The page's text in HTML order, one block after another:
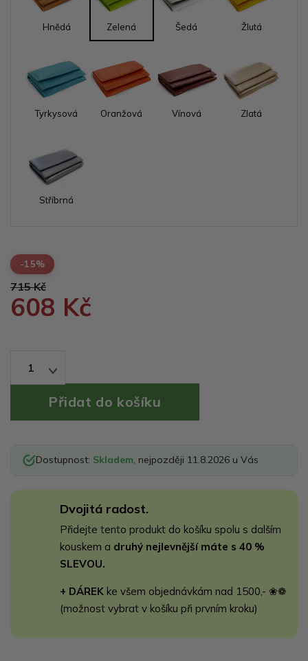
Hnědá Zelená Šedá Žlutá
Tyrkysová Oranžová Vínová Zlatá
Stříbrná
-15%
715 Kč
608 Kč
1
Dostupnost: Skladem, nejpozději 11.8.2026 u Vás
Dvojitá radost.
Přidejte tento produkt do košíku spolu s dalším
kouskem a druhý nejlevnější máte s 40 %
SLEVOU.
+ DÁREK ke všem objednávkám nad 1500,- ❀❁
(možnost vybrat v košíku při prvním kroku)